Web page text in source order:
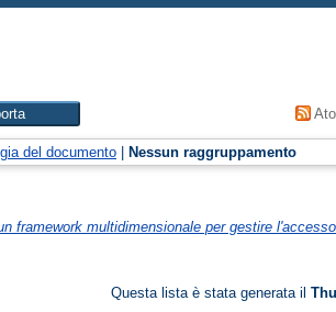
del documento Nessun raggruppamento
framework multidimensionale per gestire
Questa lista è stata generata il